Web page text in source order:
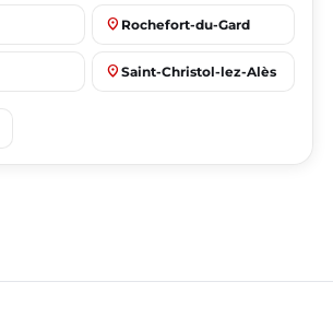
place Rochefort-du-Gard
place Saint-Christol-lez-Alès